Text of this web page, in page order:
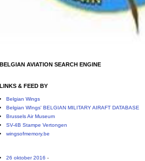
BELGIAN AVIATION SEARCH ENGINE
LINKS & FEED BY
Belgian Wings
Belgian WIngs' BELGIAN MILITARY AIRAFT DATABASE
Brussels Air Museum
SV-4B Stampe Vertongen
wingsofmemory.be
26 oktober 2016 -